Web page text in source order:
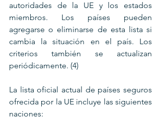
autoridades de la UE y los estados
miembros. Los países pueden
agregarse o eliminarse de esta lista si
cambia la situación en el país. Los
criterios también se actualizan
periódicamente. (4)
La lista oficial actual de países seguros
ofrecida por la UE incluye las siguientes
naciones: